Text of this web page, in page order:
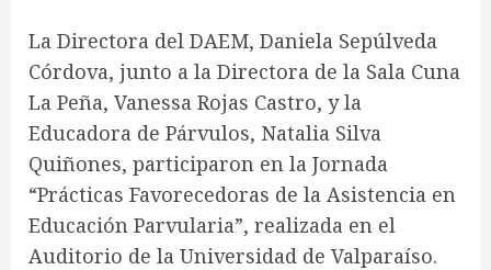
La Directora del DAEM, Daniela Sepúlveda
Córdova, junto a la Directora de la Sala Cuna
La Peña, Vanessa Rojas Castro, y la
Educadora de Párvulos, Natalia Silva
Quiñones, participaron en la Jornada
“Prácticas Favorecedoras de la Asistencia en
Educación Parvularia”, realizada en el
Auditorio de la Universidad de Valparaíso.